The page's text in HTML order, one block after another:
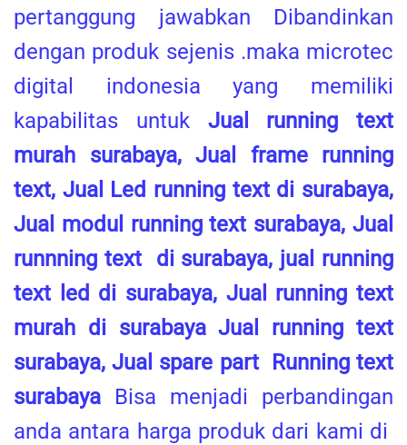
pertanggung jawabkan Dibandinkan
dengan produk sejenis .maka microtec
digital indonesia yang memiliki
kapabilitas untuk Jual running text
murah surabaya, Jual frame running
text, Jual Led running text di surabaya,
Jual modul running text surabaya, Jual
runnning text di surabaya, jual running
text led di surabaya, Jual running text
murah di surabaya Jual running text
surabaya, Jual spare part Running text
surabaya Bisa menjadi perbandingan
anda antara harga produk dari kami di